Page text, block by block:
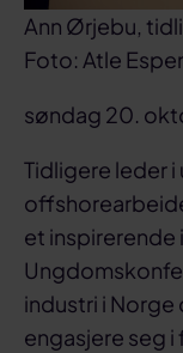
Ann Ørjebu,
Foto: Atle
søndag 20.
Tidligere leder
et inspirerende
industri i
engasjere seg